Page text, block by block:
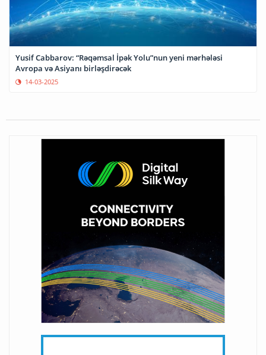
Yusif Cabbarov: “Rəqəmsal İpək Yolu”nun yeni mərhələsi
Avropa və Asiyanı birləşdirəcək
14-03-2025